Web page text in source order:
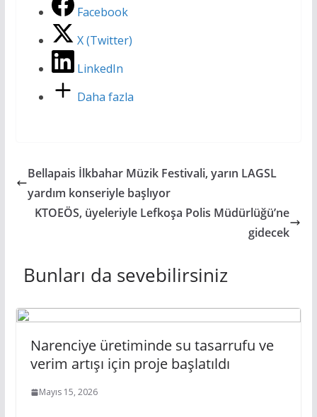
Facebook
X (Twitter)
LinkedIn
Daha fazla
Bellapais İlkbahar Müzik Festivali, yarın LAGSL
yardım konseriyle başlıyor
KTOEÖS, üyeleriyle Lefkoşa Polis Müdürlüğü’ne
gidecek
Bunları da sevebilirsiniz
Narenciye üretiminde su tasarrufu ve
verim artışı için proje başlatıldı
Mayıs 15, 2026